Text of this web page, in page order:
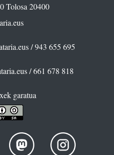
Tolosa 20400
/ 943 655 695
/ 661 678 818
garatua